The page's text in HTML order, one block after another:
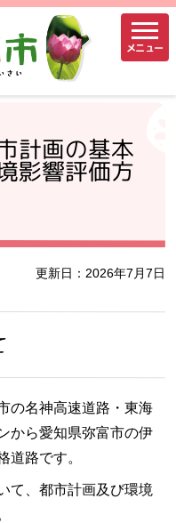
メニュー
計画の基本
影響評価方
更新日：2026年7月7日
の名神高速道路・東海
から愛知県弥富市の伊
道路です。
て、都市計画及び環境
。